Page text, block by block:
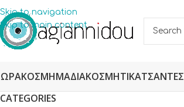
Skip to navigation
Skip to main content
ΚΌΣΜΗΜΑΔΙΑΚΟΣΜΗΤΙΚΆΤΣΆΝΤΕΣ
CATEGORIES